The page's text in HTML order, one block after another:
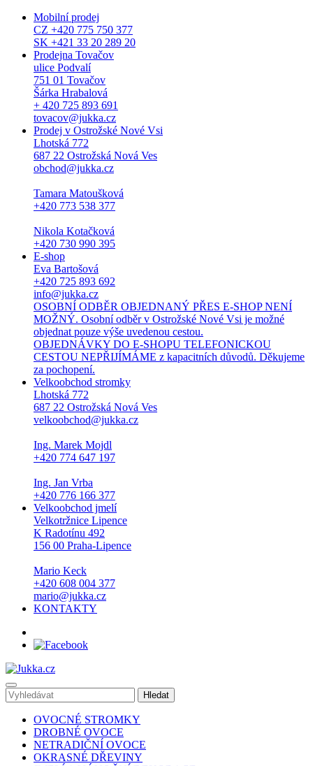
Mobilní prodej
CZ +420 775 750 377
SK +421 33 20 289 20
Prodejna Tovačov
ulice Podvalí
751 01 Tovačov
Šárka Hrabalová
+ 420 725 893 691
tovacov@jukka.cz
Prodej v Ostrožské Nové Vsi
Lhotská 772
687 22 Ostrožská Nová Ves
obchod@jukka.cz
Tamara Matoušková
+420 773 538 377
Nikola Kotačková
+420 730 990 395
E-shop
Eva Bartošová
+420 725 893 692
info@jukka.cz
OSOBNÍ ODBĚR OBJEDNANÝ PŘES E-SHOP NENÍ
MOŽNÝ. Osobní odběr v Ostrožské Nové Vsi je možné
objednat pouze výše uvedenou cestou.
OBJEDNÁVKY DO E-SHOPU TELEFONICKOU
CESTOU NEPŘIJÍMÁME z kapacitních důvodů. Děkujeme
za pochopení.
Velkoobchod stromky
Lhotská 772
687 22 Ostrožská Nová Ves
velkoobchod@jukka.cz
Ing. Marek Mojdl
+420 774 647 197
Ing. Jan Vrba
+420 776 166 377
Velkoobchod jmelí
Velkotržnice Lipence
K Radotínu 492
156 00 Praha-Lipence
Mario Keck
+420 608 004 377
mario@jukka.cz
KONTAKTY
OVOCNÉ STROMKY
DROBNÉ OVOCE
NETRADIČNÍ OVOCE
OKRASNÉ DŘEVINY